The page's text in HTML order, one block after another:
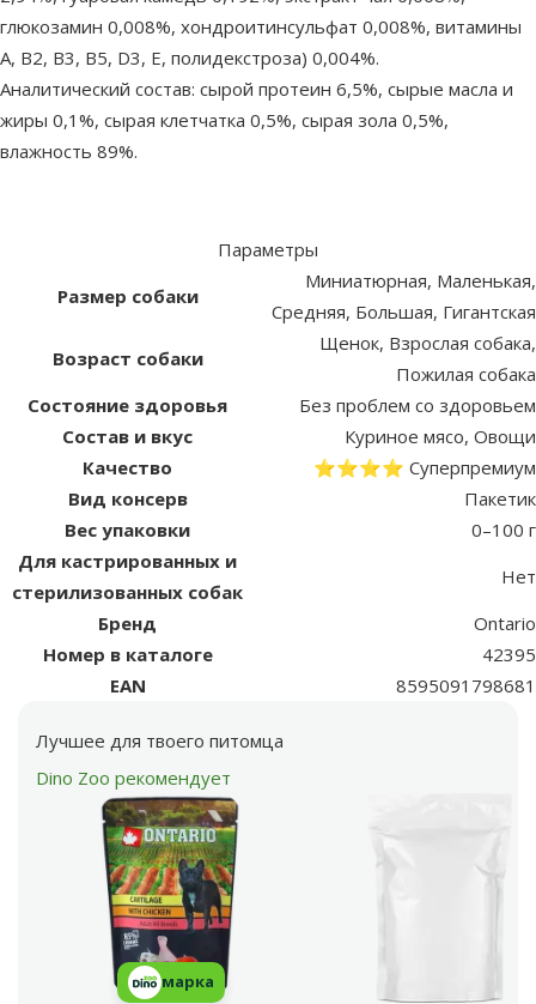
глюкозамин 0,008%, хондроитинсульфат 0,008%, витамины
A, B2, B3, B5, D3, E, полидекстроза) 0,004%.
Аналитический состав: сырой протеин 6,5%, сырые масла и
жиры 0,1%, сырая клетчатка 0,5%, сырая зола 0,5%,
влажность 89%.
Параметры
Размер собаки
Миниатюрная, Маленькая,
Средняя, Большая, Гигантская
Возраст собаки
Щенок, Взрослая собака,
Пожилая собака
Состояние здоровья
Без проблем со здоровьем
Состав и вкус
Куриное мясо, Овощи
Качество
⭐⭐⭐⭐ Суперпремиум
Вид консерв
Пакетик
Вес упаковки
0–100 г
Для кастрированных и
стерилизованных собак
Нет
Бренд
Ontario
Номер в каталоге
42395
EAN
8595091798681
Лучшее для твоего питомца
Dino Zoo рекомендует
марка